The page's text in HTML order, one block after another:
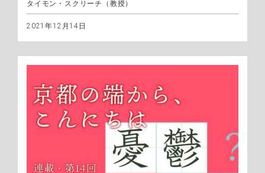
タイモン・スクリーチ（教授）
2021年12月14日